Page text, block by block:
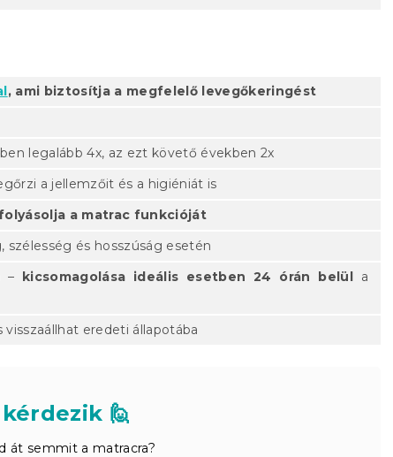
, ami biztosítja a megfelelő levegőkeringést
legalább 4x, az ezt követő években 2x
a jellemzőit és a higiéniát is
a matrac funkcióját
szélesség és hosszúság esetén
– kicsomagolása ideális esetben 24 órán belül a
visszaállhat eredeti állapotába
🙋
át semmit a matracra?